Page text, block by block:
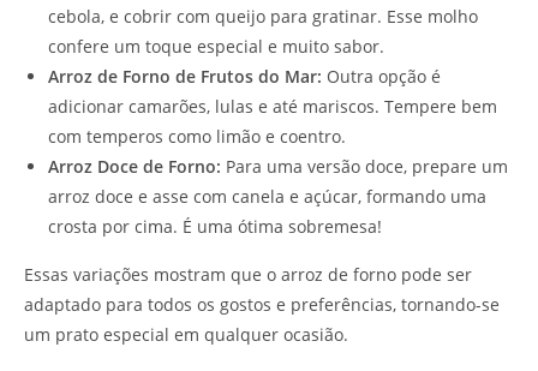
cebola, e cobrir com queijo para gratinar. Esse molho
confere um toque especial e muito sabor.
Arroz de Forno de Frutos do Mar: Outra opção é
adicionar camarões, lulas e até mariscos. Tempere bem
com temperos como limão e coentro.
Arroz Doce de Forno: Para uma versão doce, prepare um
arroz doce e asse com canela e açúcar, formando uma
crosta por cima. É uma ótima sobremesa!
Essas variações mostram que o arroz de forno pode ser
adaptado para todos os gostos e preferências, tornando-se
um prato especial em qualquer ocasião.